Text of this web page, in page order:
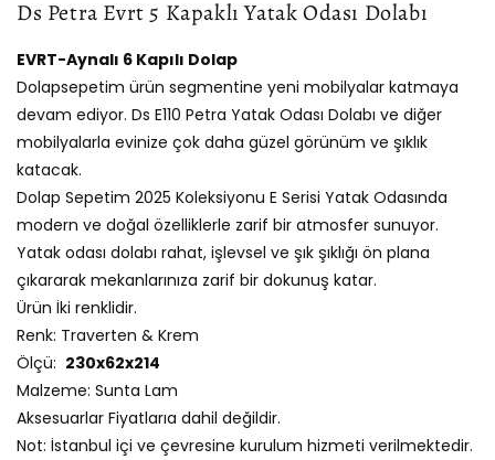
Dolap
adedi
azaltın
Dolap
adedi
artırın
Ds Petra Evrt 5 Kapaklı Yatak Odası Dolabı
EVRT-Aynalı 6 Kapılı Dolap
Dolapsepetim ürün segmentine yeni mobilyalar katmaya
devam ediyor. Ds E110 Petra Yatak Odası Dolabı ve diğer
mobilyalarla evinize çok daha güzel görünüm ve şıklık
katacak.
Dolap Sepetim 2025 Koleksiyonu E Serisi Yatak Odasında
modern ve doğal özelliklerle zarif bir atmosfer sunuyor.
Yatak odası dolabı rahat, işlevsel ve şık şıklığı ön plana
çıkararak mekanlarınıza zarif bir dokunuş katar.
Ürün İki renklidir.
Renk: Traverten & Krem
Ölçü: 230x62x214
Malzeme: Sunta Lam
Aksesuarlar Fiyatlarıa dahil değildir.
Not: İstanbul içi ve çevresine kurulum hizmeti verilmektedir.